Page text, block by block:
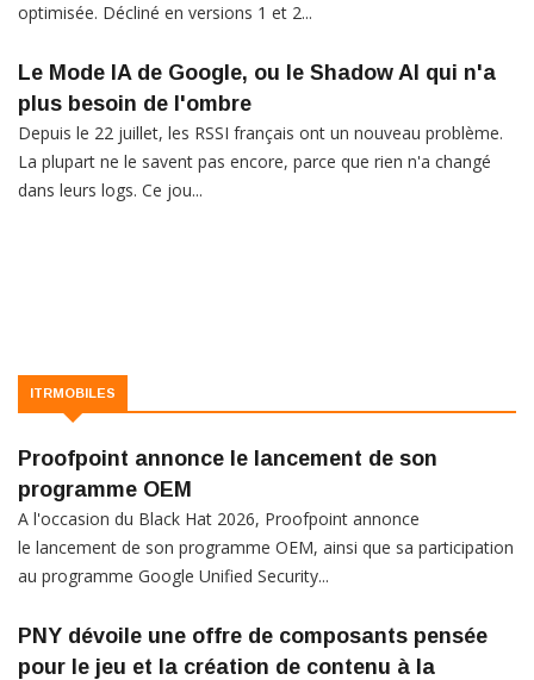
optimisée. Décliné en versions 1 et 2...
Le Mode IA de Google, ou le Shadow AI qui n'a
plus besoin de l'ombre
Depuis le 22 juillet, les RSSI français ont un nouveau problème.
La plupart ne le savent pas encore, parce que rien n'a changé
dans leurs logs. Ce jou...
ITRMOBILES
Proofpoint annonce le lancement de son
programme OEM
A l'occasion du Black Hat 2026, Proofpoint annonce
le lancement de son programme OEM, ainsi que sa participation
au programme Google Unified Security...
PNY dévoile une offre de composants pensée
pour le jeu et la création de contenu à la